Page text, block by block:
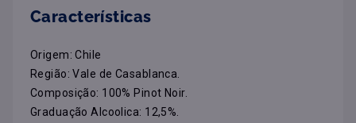
Características
Origem: Chile
Região: Vale de Casablanca.
Composição: 100% Pinot Noir.
Graduação Alcoolica: 12,5%.